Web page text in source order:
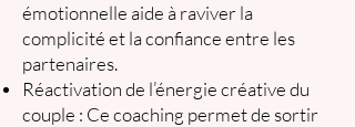
émotionnelle aide à raviver la
complicité et la confiance entre les
partenaires.
Réactivation de l’énergie créative du
couple : Ce coaching permet de sortir